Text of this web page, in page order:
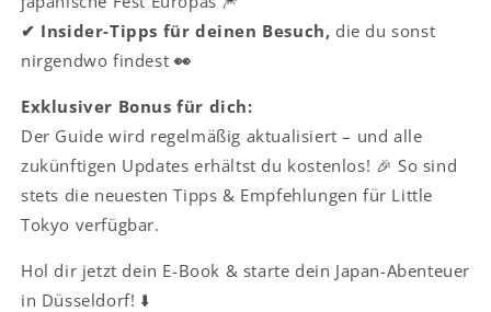
✔ Insider-Tipps für deinen Besuch, die du sonst
nirgendwo findest 👀
Exklusiver Bonus für dich:
Der Guide wird regelmäßig aktualisiert – und alle
zukünftigen Updates erhältst du kostenlos! 🎉 So sind
stets die neuesten Tipps & Empfehlungen für Little
Tokyo verfügbar.
Hol dir jetzt dein E-Book & starte dein Japan-Abenteuer
in Düsseldorf! ⬇️